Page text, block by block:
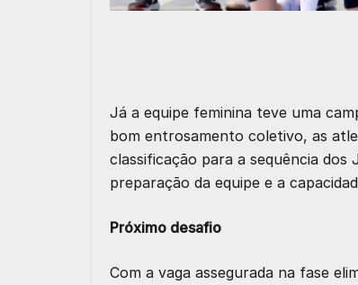
Já a equipe feminina teve uma
bom entrosamento coletivo, as
classificação para a sequência dos
preparação da equipe e a
Próximo desafio
Com a vaga assegurada na fase